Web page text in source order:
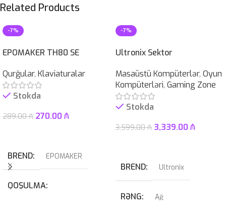
Related Products
-7%
EPOMAKER TH80 SE
Qurğular, Klaviaturalar
Stokda
289.00₼ 270.00 ₼
BREND EPOMAKER
QOŞULMA
-7%
Ultronix Sektor
Masaüstü Kompüterlər, Oyun
Kompüterləri, Gaming Zone
Stokda
3,599.00₼ 3,339.00 ₼
BREND Ultronix
RƏNG Ağ